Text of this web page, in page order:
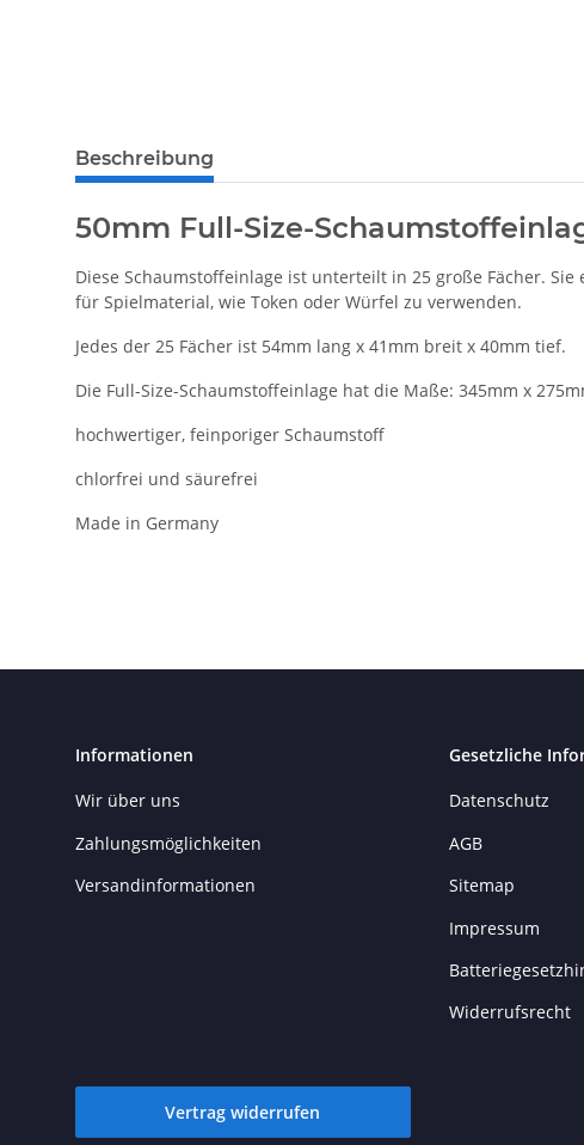
weitere Registerkarten anzeigen
Beschreibung
50mm Full-Size-
Diese Schaumstoffeinlage ist unterteilt in 25 große Fächer.
für Spielmaterial, wie Token oder Würfel zu verwenden.
Jedes der 25 Fächer ist 54mm lang x 41mm breit x 40mm tief.
Die Full-Size-Schaumstoffeinlage hat die Maße: 345mm x
hochwertiger, feinporiger Schaumstoff
chlorfrei und säurefrei
Made in Germany
Informationen
Wir über uns
Zahlungsmöglichkeiten
Versandinformationen
Gesetzliche
Datenschutz
AGB
Sitemap
Impressum
Widerrufsrecht
Vertrag widerrufen